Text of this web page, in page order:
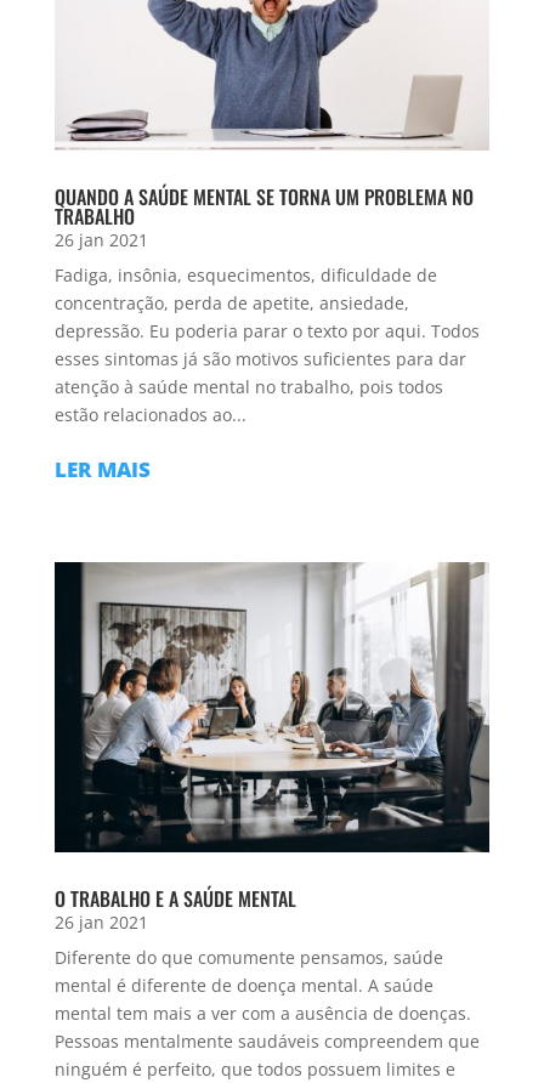
QUANDO A SAÚDE MENTAL SE TORNA UM PROBLEMA NO
TRABALHO
26 jan 2021
Fadiga, insônia, esquecimentos, dificuldade de
concentração, perda de apetite, ansiedade,
depressão. Eu poderia parar o texto por aqui. Todos
esses sintomas já são motivos suficientes para dar
atenção à saúde mental no trabalho, pois todos
estão relacionados ao...
LER MAIS
O TRABALHO E A SAÚDE MENTAL
26 jan 2021
Diferente do que comumente pensamos, saúde
mental é diferente de doença mental. A saúde
mental tem mais a ver com a ausência de doenças.
Pessoas mentalmente saudáveis compreendem que
ninguém é perfeito, que todos possuem limites e